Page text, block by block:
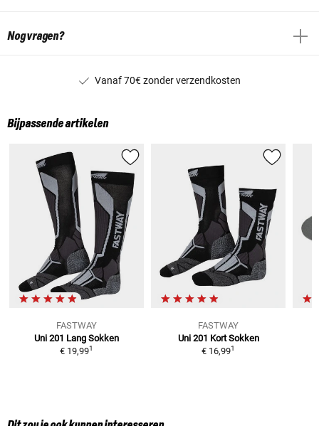
Nog vragen?
Vanaf 70€ zonder verzendkosten
Bijpassende artikelen
FASTWAY
Uni 201 Lang Sokken
€ 19,991
FASTWAY
Uni 201 Kort Sokken
€ 16,991